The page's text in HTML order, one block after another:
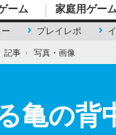
プレイレポ
ーム 家庭用ゲーム
記事 › 写真・画像
亀の背